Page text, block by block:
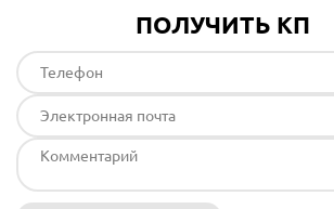
ПОЛУЧИТЬ КП